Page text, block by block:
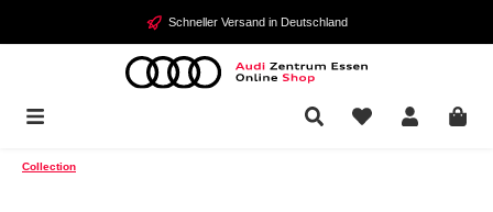
Zum Hauptinhalt springen Schneller Versand in Deutschland
Collection